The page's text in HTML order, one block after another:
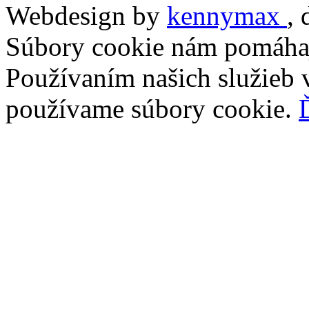
Webdesign by kennymax ,
Súbory cookie nám
Používaním našich služieb
používame súbory cookie.